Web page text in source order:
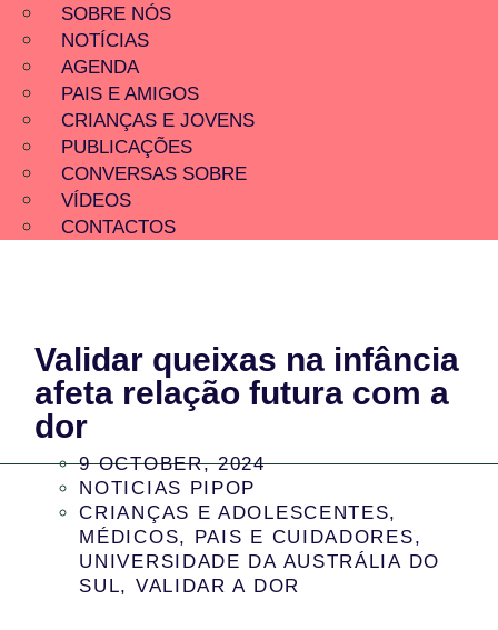
SOBRE NÓS
NOTÍCIAS
AGENDA
PAIS E AMIGOS
CRIANÇAS E JOVENS
PUBLICAÇÕES
CONVERSAS SOBRE
VÍDEOS
CONTACTOS
Validar queixas na infância
afeta relação futura com a
dor
9 OCTOBER, 2024
NOTICIAS PIPOP
CRIANÇAS E ADOLESCENTES,
MÉDICOS, PAIS E CUIDADORES,
UNIVERSIDADE DA AUSTRÁLIA DO
SUL, VALIDAR A DOR